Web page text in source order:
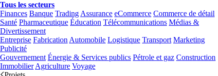
Tous les secteurs
Finances Banque Trading Assurance eCommerce Commerce de détail
Santé Pharmaceutique Éducation Télécommunications Médias &
Divertissement
Entreprise Fabrication Automobile Logistique Transport Marketing
Publicité
Gouvernement Énergie & Services publics Pétrole et gaz Construction
Immobilier Agriculture Voyage